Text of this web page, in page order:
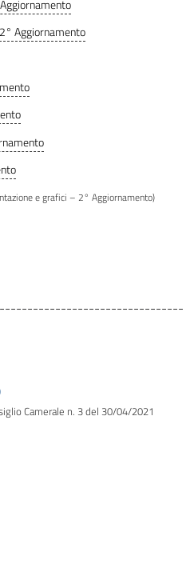
Aggiornamento
e grafici – 2° Aggiornamento)
Camerale n. 3 del 30/04/2021